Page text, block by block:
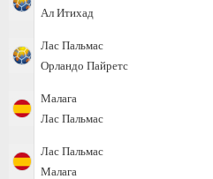
Ал Итихад
Лас Пальмас
Орландо Пайретс
Малага
Лас Пальмас
Лас Пальмас
Малага